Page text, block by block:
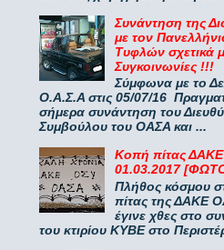
Συνάντηση της
με τον
Τυφλών σχετικά
Συγκοινωνίες !!!
Σύμφωνα με το
Ο.Α.Σ.Α στις 05/07/16
σήμερα συνάντηση του
Συμβούλου του ΟΑΣΑ και ...
Κοπή πίτας
01.03.2017
Πλήθος κόσμου
πίτας της ΔΑΚΕ
έγινε χθες στο
του κτιρίου ΚΥΒΕ στο